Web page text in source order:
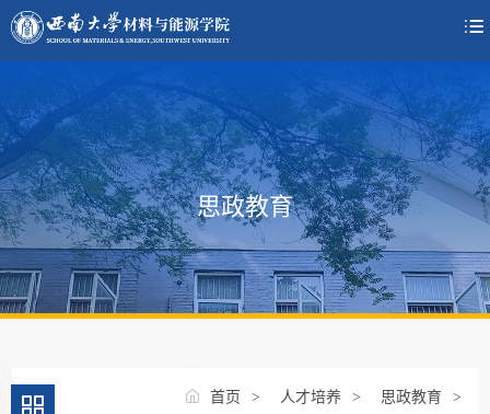

思政教育
首页 > 人才培养 > 思政教育 >